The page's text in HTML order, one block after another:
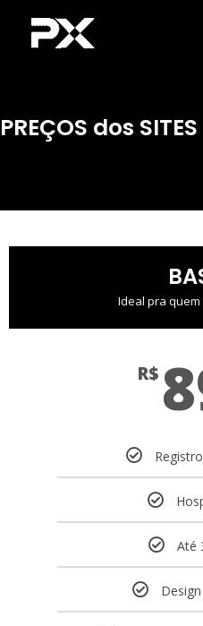
PREÇOS dos SITES
Ideal pra
R$
Até